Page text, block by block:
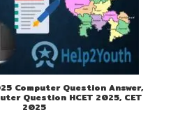
Computer Question Answer,
Question HCET 2025, CET
2025